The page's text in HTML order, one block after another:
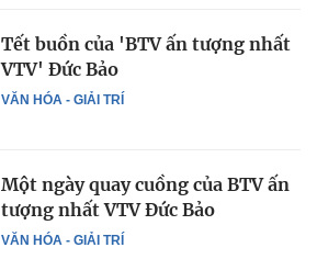
VĂN HÓA - GIẢI TRÍ
Tết buồn của 'BTV ấn tượng nhất
VTV' Đức Bảo
VĂN HÓA - GIẢI TRÍ
Một ngày quay cuồng của BTV ấn
tượng nhất VTV Đức Bảo